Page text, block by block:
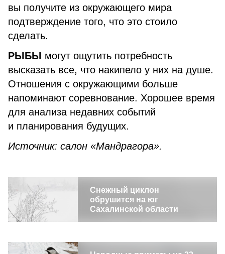
вы получите из окружающего мира
подтверждение того, что это стоило
сделать.
РЫБЫ могут ощутить потребность
высказать все, что накипело у них на душе.
Отношения с окружающими больше
напоминают соревнование. Хорошее время
для анализа недавних событий
и планирования будущих.
Источник: салон «Мандрагора».
Снежный циклон
обрушится на юг
Сахалинской области